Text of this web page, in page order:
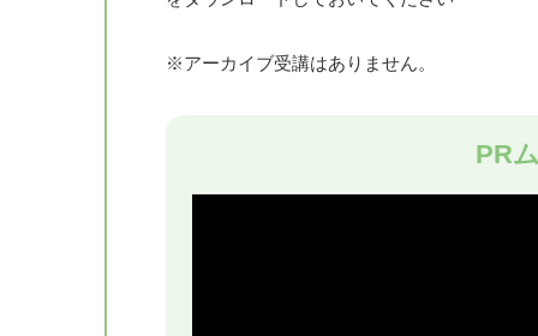
※アーカイブ受講はありません。
PR